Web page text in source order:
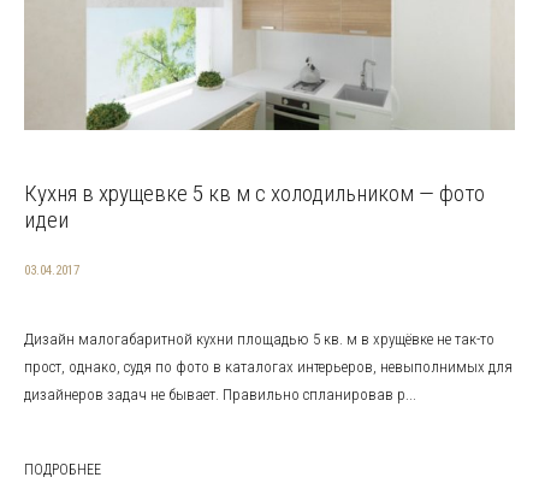
Кухня в хрущевке 5 кв м с холодильником — фото
идеи
03.04.2017
Дизайн малогабаритной кухни площадью 5 кв. м в хрущёвке не так-то
прост, однако, судя по фото в каталогах интерьеров, невыполнимых для
дизайнеров задач не бывает. Правильно спланировав р...
ПОДРОБНЕЕ